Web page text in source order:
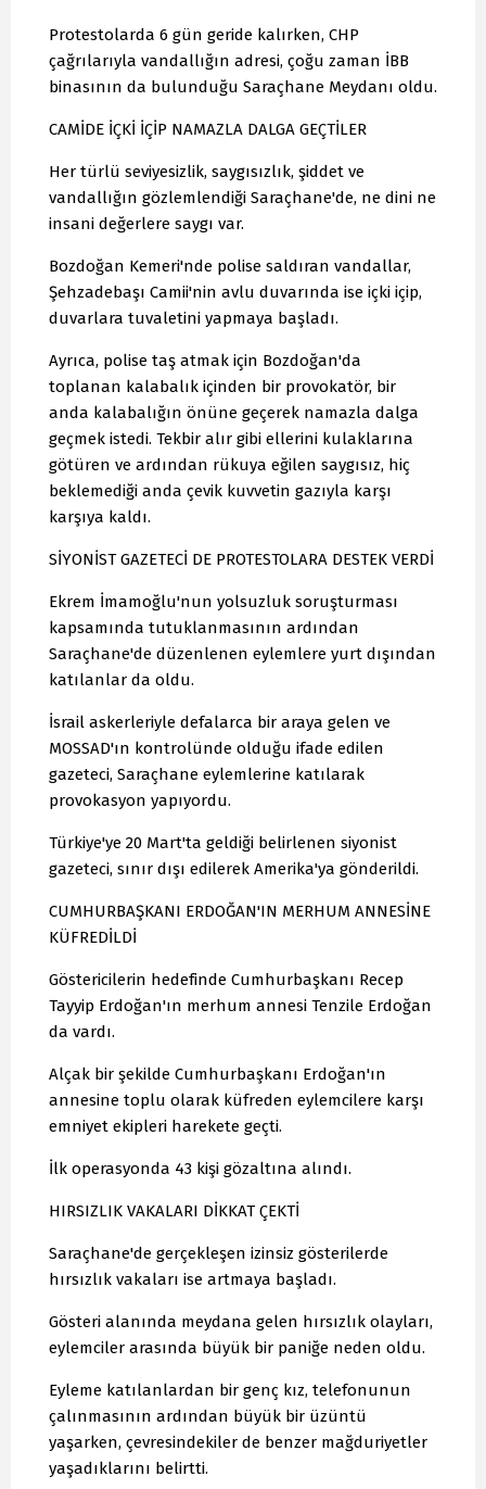
Protestolarda 6 gün geride kalırken, CHP
çağrılarıyla vandallığın adresi, çoğu zaman İBB
binasının da bulunduğu Saraçhane Meydanı oldu.
CAMİDE İÇKİ İÇİP NAMAZLA DALGA GEÇTİLER
Her türlü seviyesizlik, saygısızlık, şiddet ve
vandallığın gözlemlendiği Saraçhane'de, ne dini ne
insani değerlere saygı var.
Bozdoğan Kemeri'nde polise saldıran vandallar,
Şehzadebaşı Camii'nin avlu duvarında ise içki içip,
duvarlara tuvaletini yapmaya başladı.
Ayrıca, polise taş atmak için Bozdoğan'da
toplanan kalabalık içinden bir provokatör, bir
anda kalabalığın önüne geçerek namazla dalga
geçmek istedi. Tekbir alır gibi ellerini kulaklarına
götüren ve ardından rükuya eğilen saygısız, hiç
beklemediği anda çevik kuvvetin gazıyla karşı
karşıya kaldı.
SİYONİST GAZETECİ DE PROTESTOLARA DESTEK VERDİ
Ekrem İmamoğlu'nun yolsuzluk soruşturması
kapsamında tutuklanmasının ardından
Saraçhane'de düzenlenen eylemlere yurt dışından
katılanlar da oldu.
İsrail askerleriyle defalarca bir araya gelen ve
MOSSAD'ın kontrolünde olduğu ifade edilen
gazeteci, Saraçhane eylemlerine katılarak
provokasyon yapıyordu.
Türkiye'ye 20 Mart'ta geldiği belirlenen siyonist
gazeteci, sınır dışı edilerek Amerika'ya gönderildi.
CUMHURBAŞKANI ERDOĞAN'IN MERHUM ANNESİNE
KÜFREDİLDİ
Göstericilerin hedefinde Cumhurbaşkanı Recep
Tayyip Erdoğan'ın merhum annesi Tenzile Erdoğan
da vardı.
Alçak bir şekilde Cumhurbaşkanı Erdoğan'ın
annesine toplu olarak küfreden eylemcilere karşı
emniyet ekipleri harekete geçti.
İlk operasyonda 43 kişi gözaltına alındı.
HIRSIZLIK VAKALARI DİKKAT ÇEKTİ
Saraçhane'de gerçekleşen izinsiz gösterilerde
hırsızlık vakaları ise artmaya başladı.
Gösteri alanında meydana gelen hırsızlık olayları,
eylemciler arasında büyük bir paniğe neden oldu.
Eyleme katılanlardan bir genç kız, telefonunun
çalınmasının ardından büyük bir üzüntü
yaşarken, çevresindekiler de benzer mağduriyetler
yaşadıklarını belirtti.